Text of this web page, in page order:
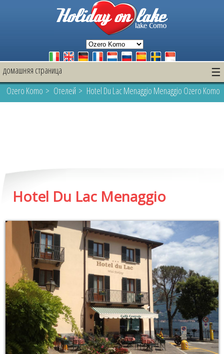
домашняя страница ☰
Ozero Komo > Oтелей > Hotel Du Lac Menaggio Menaggio Ozero Komo
Hotel Du Lac Menaggio